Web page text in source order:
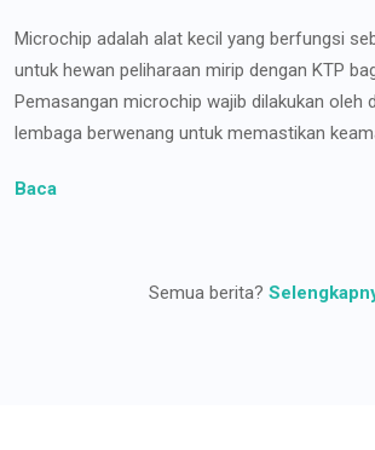
Microchip adalah alat kecil yang berfungsi
untuk hewan peliharaan mirip dengan KTP
Pemasangan microchip wajib dilakukan oleh
lembaga berwenang untuk memastikan
Baca
Semua berita?